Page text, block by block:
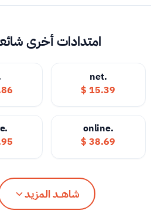
امتدادات أخرى
.net
15.39 $
$
.online
38.69 $
.store
$
شاهــد المزيد